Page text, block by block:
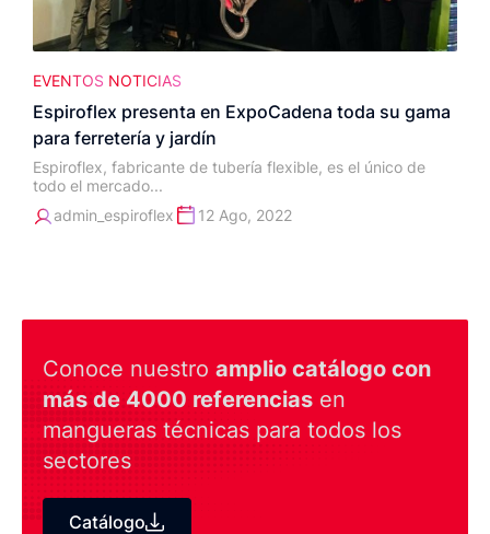
EVENTOS NOTICIAS
Espiroflex presenta en ExpoCadena toda su gama
para ferretería y jardín
Espiroflex, fabricante de tubería flexible, es el único de
todo el mercado...
admin_espiroflex
12 Ago, 2022
Conoce nuestro amplio catálogo con
más de 4000 referencias en
mangueras técnicas para todos los
sectores
Catálogo